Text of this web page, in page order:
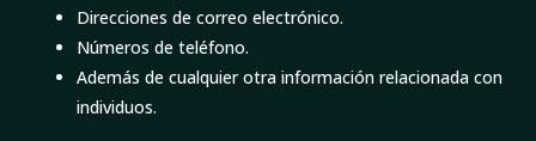
Direcciones de correo electrónico.
Números de teléfono.
Además de cualquier otra información relacionada con
individuos.